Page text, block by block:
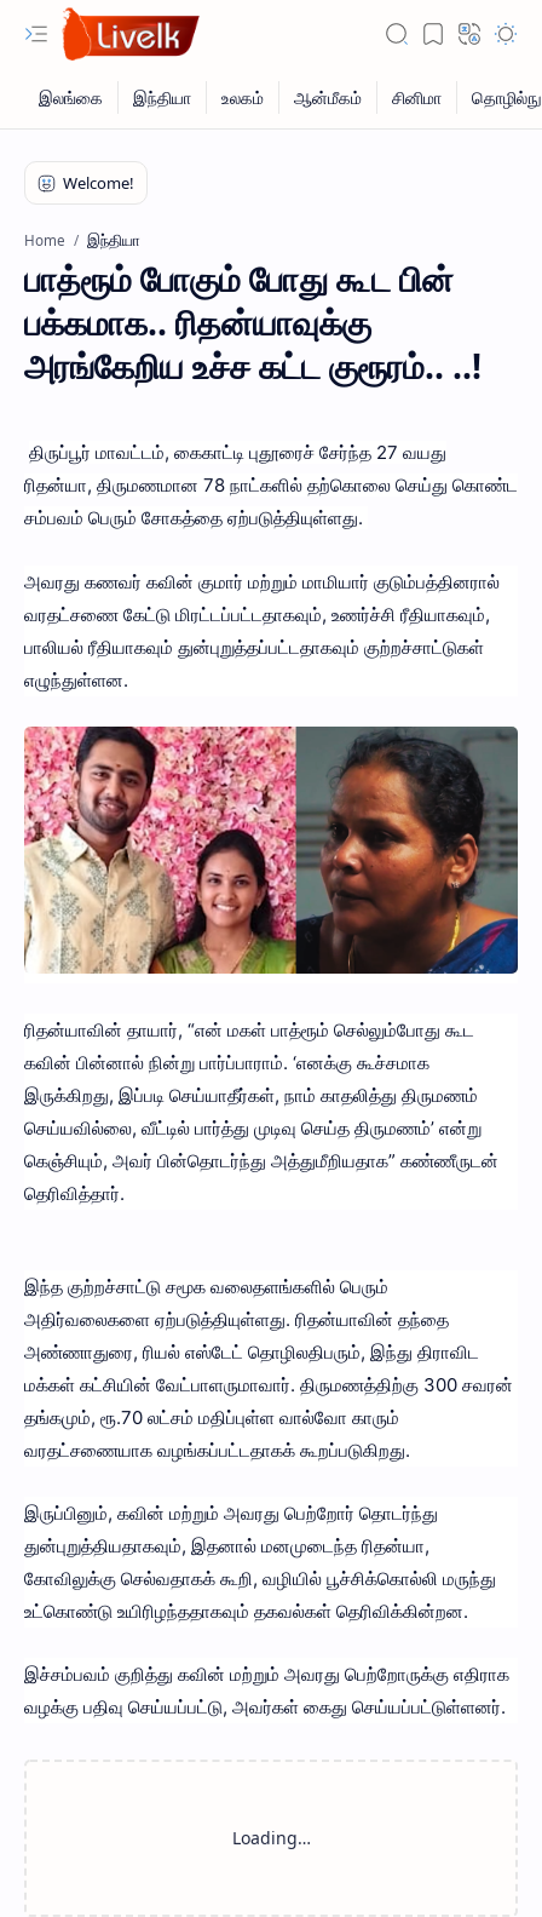
Home இந்தியா
பாத்ரூம் போகும் போது கூட பின்
பக்கமாக.. ரிதன்யாவுக்கு
அரங்கேறிய உச்ச கட்ட குரூரம்.. ..!
திருப்பூர் மாவட்டம், கைகாட்டி புதூரைச் சேர்ந்த 27 வயது
ரிதன்யா, திருமணமான 78 நாட்களில் தற்கொலை செய்து கொண்ட
சம்பவம் பெரும் சோகத்தை ஏற்படுத்தியுள்ளது.
அவரது கணவர் கவின் குமார் மற்றும் மாமியார் குடும்பத்தினரால்
வரதட்சணை கேட்டு மிரட்டப்பட்டதாகவும், உணர்ச்சி ரீதியாகவும்,
பாலியல் ரீதியாகவும் துன்புறுத்தப்பட்டதாகவும் குற்றச்சாட்டுகள்
எழுந்துள்ளன.
ரிதன்யாவின் தாயார், “என் மகள் பாத்ரூம் செல்லும்போது கூட
கவின் பின்னால் நின்று பார்ப்பாராம். ‘எனக்கு கூச்சமாக
இருக்கிறது, இப்படி செய்யாதீர்கள், நாம் காதலித்து திருமணம்
செய்யவில்லை, வீட்டில் பார்த்து முடிவு செய்த திருமணம்’ என்று
கெஞ்சியும், அவர் பின்தொடர்ந்து அத்துமீறியதாக” கண்ணீருடன்
தெரிவித்தார்.
இந்த குற்றச்சாட்டு சமூக வலைதளங்களில் பெரும்
அதிர்வலைகளை ஏற்படுத்தியுள்ளது. ரிதன்யாவின் தந்தை
அண்ணாதுரை, ரியல் எஸ்டேட் தொழிலதிபரும், இந்து திராவிட
மக்கள் கட்சியின் வேட்பாளருமாவார். திருமணத்திற்கு 300 சவரன்
தங்கமும், ரூ.70 லட்சம் மதிப்புள்ள வால்வோ காரும்
வரதட்சணையாக வழங்கப்பட்டதாகக் கூறப்படுகிறது.
இருப்பினும், கவின் மற்றும் அவரது பெற்றோர் தொடர்ந்து
துன்புறுத்தியதாகவும், இதனால் மனமுடைந்த ரிதன்யா,
கோவிலுக்கு செல்வதாகக் கூறி, வழியில் பூச்சிக்கொல்லி மருந்து
உட்கொண்டு உயிரிழந்ததாகவும் தகவல்கள் தெரிவிக்கின்றன.
இச்சம்பவம் குறித்து கவின் மற்றும் அவரது பெற்றோருக்கு எதிராக
வழக்கு பதிவு செய்யப்பட்டு, அவர்கள் கைது செய்யப்பட்டுள்ளனர்.